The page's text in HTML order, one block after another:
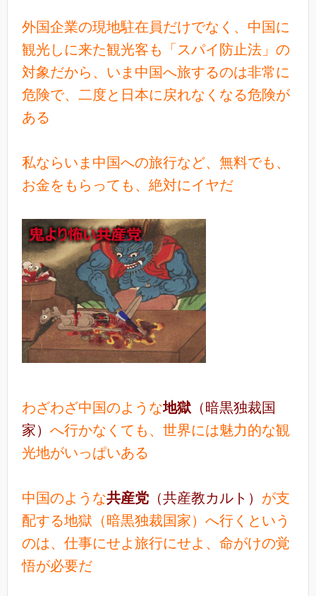
外国企業の現地駐在員だけでなく、中国に
観光しに来た観光客も「スパイ防止法」の
対象だから、いま中国へ旅するのは非常に
危険で、二度と日本に戻れなくなる危険が
ある
私ならいま中国への旅行など、無料でも、
お金をもらっても、絶対にイヤだ
わざわざ中国のような地獄 （暗黒独裁国
家） へ行かなくても、世界には魅力的な観
光地がいっぱいある
中国のような共産党 （共産教カルト） が支
配する地獄（暗黒独裁国家）へ行くという
のは、仕事にせよ旅行にせよ、命がけの覚
悟が必要だ